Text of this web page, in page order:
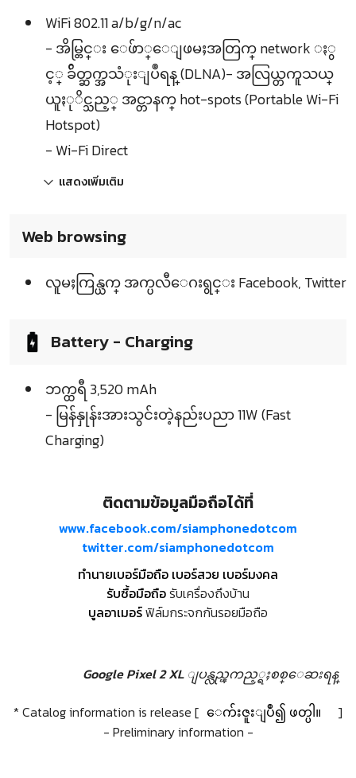
WiFi 802.11 a/b/g/n/ac
- အိမ္တြင္း ေဖ်ာ္ေျဖမႈအတြက္ network ႏွ
င့္ ခ်ိတ္ဆက္အသံုးျပဳရန္ (DLNA)- အလြယ္တကူသယ္
ယူႏုိင္သည့္ အင္တာနက္ hot-spots (Portable Wi-Fi
Hotspot)
- Wi-Fi Direct
แสดงเพิ่มเติม
Web browsing
လူမႈကြန္ယက္ အက္ပလီေဂးရွင္း Facebook, Twitter
Battery - Charging
ဘက္ထရီ 3,520 mAh
- မြန်နှုန်းအားသွင်းတဲ့နည်းပညာ 11W (Fast
Charging)
ติดตามข้อมูลมือถือได้ที่
www.facebook.com/siamphonedotcom
twitter.com/siamphonedotcom
ทำนายเบอร์มือถือ เบอร์สวย เบอร์มงคล
รับซื้อมือถือรับเครื่องถึงบ้าน
บูลอาเมอร์ฟิล์มกระจกกันรอยมือถือ
Google Pixel 2 XL ျပန္လည္ၾကည့္ရႈစစ္ေဆးရန္
* Catalog information is release [ ေက်းဇူးျပဳ၍ ဖတ္ပါ။
]
- Preliminary information -